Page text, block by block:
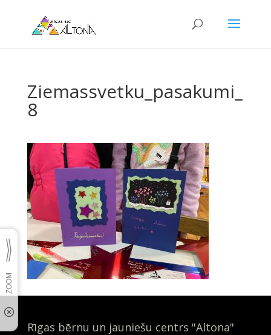
Ziemassvetku_pasakumi_
8
Rīgas bērnu un jauniešu centrs "Altona"